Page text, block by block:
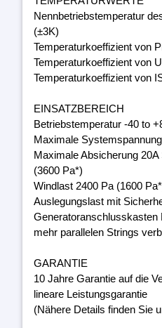
Nennbetriebstemperatur
(±3K)
Temperaturkoeffizient von
Temperaturkoeffizient von
Temperaturkoeffizient von
EINSATZBEREICH
Betriebstemperatur -40 to
Maximale
Maximale Absicherung
(3600 Pa*)
Windlast 2400 Pa (1600
Auslegungslast mit
Generatoranschlusskasten
mehr parallelen Strings
GARANTIE
10 Jahre Garantie auf die
lineare Leistungsgarantie
(Nähere Details finden Sie